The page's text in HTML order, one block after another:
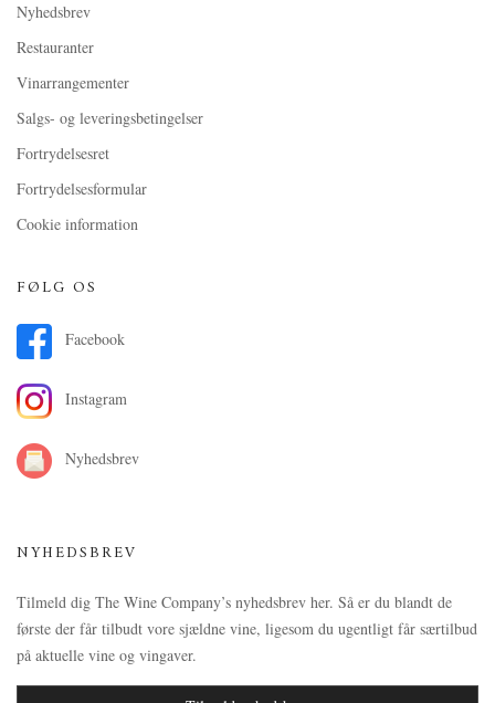
Nyhedsbrev
Restauranter
Vinarrangementer
Salgs- og leveringsbetingelser
Fortrydelsesret
Fortrydelsesformular
Cookie information
FØLG OS
Facebook
Instagram
Nyhedsbrev
NYHEDSBREV
Tilmeld dig The Wine Company’s nyhedsbrev her. Så er du blandt de
første der får tilbudt vore sjældne vine, ligesom du ugentligt får særtilbud
på aktuelle vine og vingaver.